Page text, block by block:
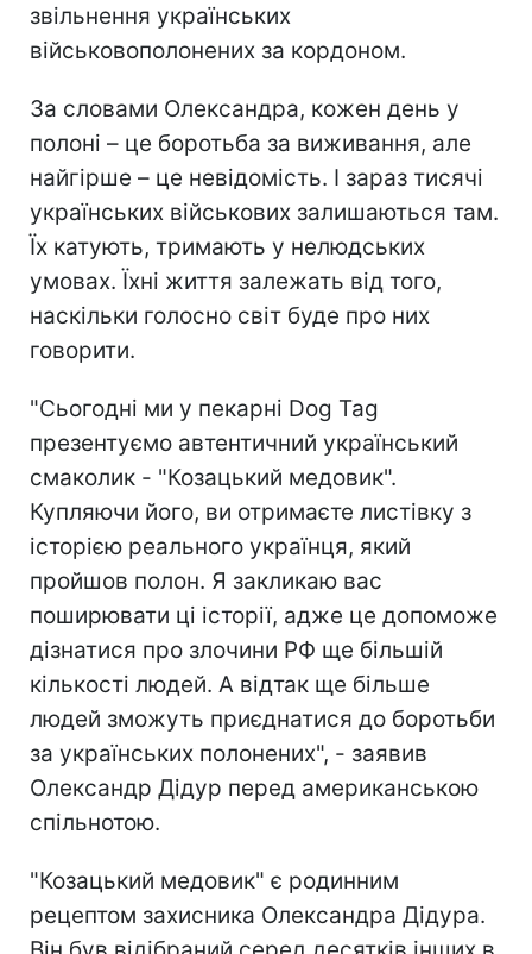
звільнення українських
військовополонених за кордоном.
За словами Олександра, кожен день у
полоні – це боротьба за виживання, але
найгірше – це невідомість. І зараз тисячі
українських військових залишаються там.
Їх катують, тримають у нелюдських
умовах. Їхні життя залежать від того,
наскільки голосно світ буде про них
говорити.
"Сьогодні ми у пекарні Dog Tag
презентуємо автентичний український
смаколик - "Козацький медовик".
Купляючи його, ви отримаєте листівку з
історією реального українця, який
пройшов полон. Я закликаю вас
поширювати ці історії, адже це допоможе
дізнатися про злочини РФ ще більшій
кількості людей. А відтак ще більше
людей зможуть приєднатися до боротьби
за українських полонених", - заявив
Олександр Дідур перед американською
спільнотою.
"Козацький медовик" є родинним
рецептом захисника Олександра Дідура.